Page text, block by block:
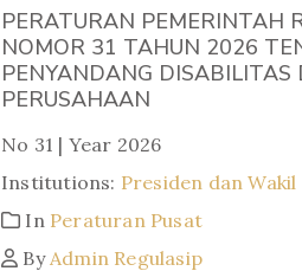
PERATURAN PEMERINTAH
NOMOR 31 TAHUN 2026
PENYANDANG
PERUSAHAAN
No 31 | Year 2026
Institutions: Presiden dan
In Peraturan Pusat
ByAdmin Regulasip